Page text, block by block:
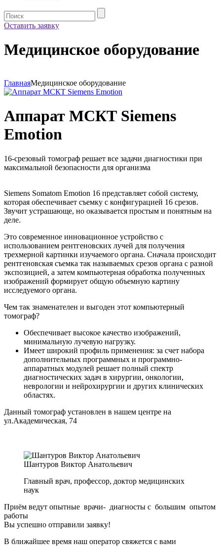
Оставить заявку
Медицинское оборудование
ГлавнаяМедицинское оборудование
Аппарат МСКТ Siemens
Emotion
16-срезовый томограф решает все задачи диагностики при
максимальной безопасности для организма
Siemens Somatom Emotion 16 представляет собой систему,
которая обеспечивает съемку с конфигурацией 16 срезов.
Звучит устрашающе, но оказывается простым и понятным на
деле.
Это современное инновационное устройство с
использованием рентгеновских лучей для получения
трехмерной картинки изучаемого органа. Сначала происходит
рентгеновская съемка так называемых срезов органа с разной
экспозицией, а затем компьютерная обработка полученных
изображений формирует общую объемную картину
исследуемого органа.
Чем так знаменателен и выгоден этот компьютерный
томограф?
Обеспечивает высокое качество изображений,
минимальную лучевую нагрузку.
Имеет широкий профиль применения: за счет набора
дополнительных программных и программно-
аппаратных модулей решает полный спектр
диагностических задач в хирургии, онкологии,
неврологии и нейрохирургии и других клинических
областях.
Данный томограф установлен в нашем центре на
ул.Академическая, 74
Шантуров Виктор Анатольевич
Главный врач, профессор, доктор медицинских
наук
Приём ведут опытные врачи- диагносты с большим опытом
работы
Вы успешно отправили заявку!
В ближайшее время наш оператор свяжется с вами